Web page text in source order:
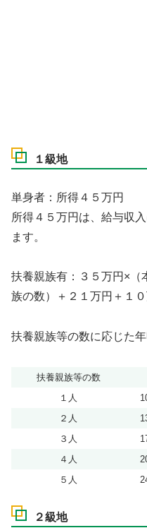
１級地
単身者：所得４５万円
所得４５万円は、給与収
ます。
扶養親族有：３５万円×（
族の数）＋２１万円＋１０
扶養親族等の数に応じた
扶養親族等の数
１人
２人
３人
４人
５人
２級地